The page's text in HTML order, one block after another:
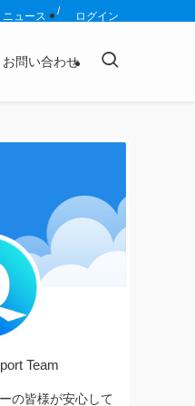
お問い合わせ
ニュース ログイン
Team
の皆様が安心して